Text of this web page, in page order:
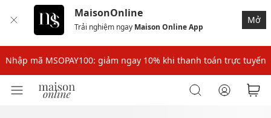
MaisonOnline
Trải nghiệm ngay Maison Online App
Mở
Nhập mã: MSOXINCHAO - Giảm 10% đơn đầu cho thành viên mới!
Nhập mã MSOPAY100: giảm ngay 10% khi thanh toán trực tuyến
Nhập mã: MSOXINCHAO - Giảm 10% đơn đầu cho thành viên mới!